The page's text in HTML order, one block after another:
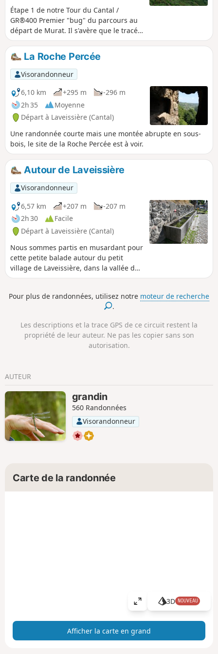
qui peuplent ce coin de Cantal et qui
savent partager avec bonheur leur
territoire.
Étape 1 de notre Tour du Cantal /
GR®400 Premier "bug" du parcours au
départ de Murat. Il s'avère que le tracé
du GR®400 a été modifié suite à des
soucis de droits de passage (d'après ce
que nous avons compris). Ainsi, au lieu
de monter depuis Murat sur les crêtes
et de cheminer sur celles-ci jusqu’au
rocher du Bec de l'Aigle, il faut
redescendre au village de Laveissière
pour remonter à partir de la Bourgeade.
Il a été décidé de partir de Laveissière.
La Roche Percée
Visorandonneur
6,10 km
+295 m
-296 m
2h 35
Moyenne
Départ à Laveissière (Cantal)
Une randonnée courte mais une montée abrupte en sous-
bois, le site de la Roche Percée est à voir.
Autour de Laveissière
Visorandonneur
6,57 km
+207 m
-207 m
2h 30
Facile
Départ à Laveissière (Cantal)
Nous sommes partis en musardant pour
cette petite balade autour du petit
village de Laveissière, dans la vallée de
l'Alagnon car notre but initial était de
fait mais ce petit circuit méritait d'être
partagé car il recèle de jolies choses à
Pour plus de randonnées, utilisez notre moteur de recherche
.
Les descriptions et la trace GPS de ce circuit restent la
propriété de leur auteur. Ne pas les copier sans son
autorisation.
AUTEUR
grandin
560 Randonnées
Visorandonneur
Carte de la randonnée
A
c
3D NOUVEAU
Afficher la carte en grand